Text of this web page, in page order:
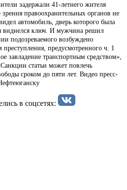
задержали 41-летнего жителя
правоохранительных органов не
автомобиль, дверь которого была
виднелся ключ. И мужчина решил
подозреваемого возбуждено
предусмотренного ч. 1
завладение транспортным средством»,
статьи может повлечь
сроком до пяти лет. Видео пресс-
в соцсетях: